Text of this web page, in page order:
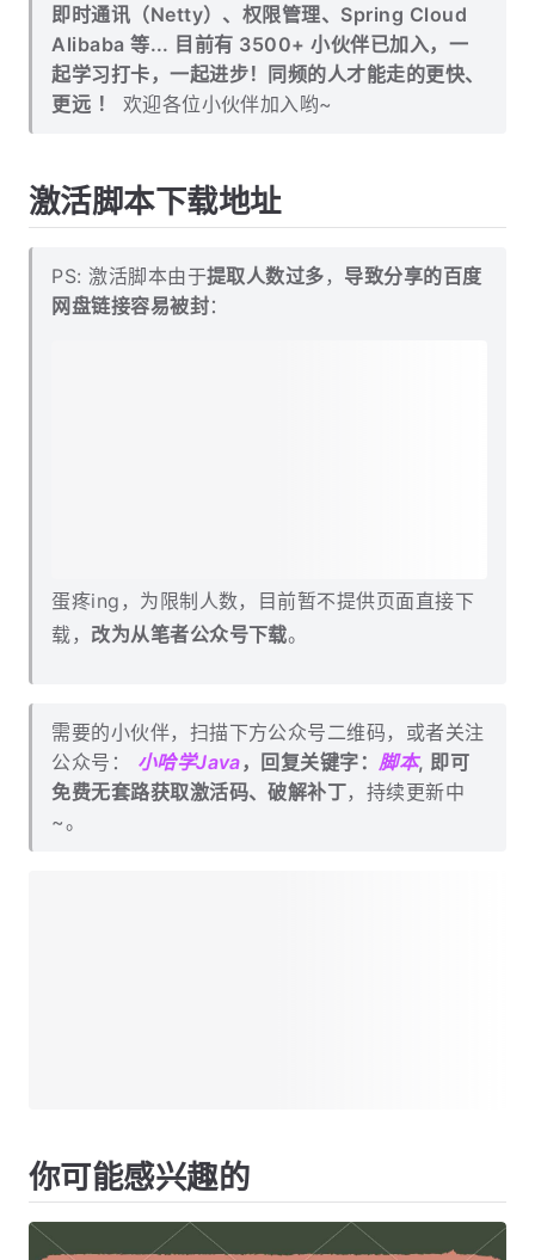
即时通讯（Netty）、权限管理、Spring Cloud
Alibaba 等... 目前有 3500+ 小伙伴已加入，一
起学习打卡，一起进步！同频的人才能走的更快、
更远 ！
欢迎各位小伙伴加入哟~
激活脚本下载地址
PS: 激活脚本由于提取人数过多 ， 导致分享的百度
网盘链接容易被封：
蛋疼ing，为限制人数，目前暂不提供页面直接下
载， 改为从笔者公众号下载。
需要的小伙伴，扫描下方公众号二维码，或者关注
公众号： 小哈学Java，回复关键字： 脚本, 即可
免费无套路获取激活码、破解补丁，持续更新中
~。
你可能感兴趣的